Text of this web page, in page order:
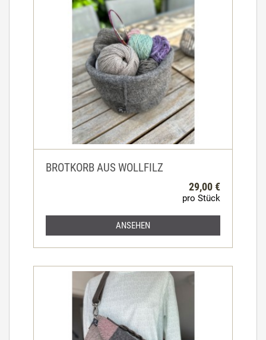
BROTKORB AUS WOLLFILZ
29,00 €
pro Stück
ANSEHEN